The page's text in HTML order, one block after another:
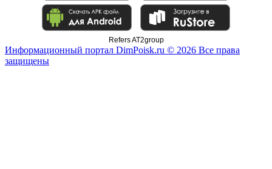
Refers AT2group
Информационный портал DimPoisk.ru © 2026 Все права
защищены